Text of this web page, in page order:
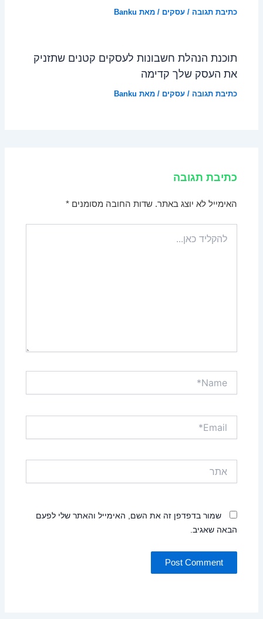
כתיבת תגובה /עסקים / מאת Banku
תוכנת הנהלת חשבונות לעסקים קטנים שתזניק
את העסק שלך קדימה
כתיבת תגובה /עסקים / מאת Banku
כתיבת תגובה
האימייל לא יוצג באתר. שדות החובה מסומנים*
כאן...
שמור בדפדפן זה את השם, האימייל והאתר שלי לפעם
הבאה שאגיב.